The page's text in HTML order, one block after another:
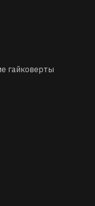
гайковерты